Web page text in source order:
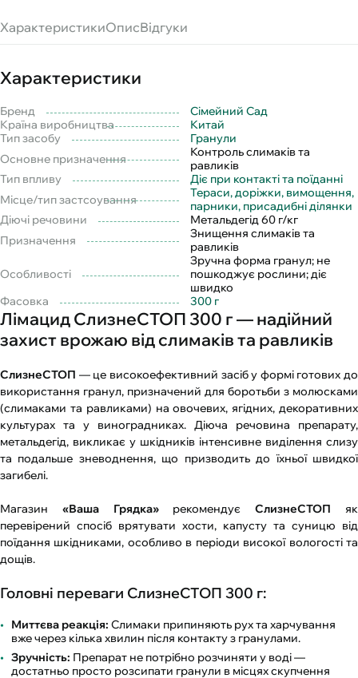
ХарактеристикиОписВідгуки
Характеристики
Бренд
Сімейний Сад
Країна виробництва
Китай
Тип засобу
Гранули
Основне призначення
Контроль слимаків та
равликів
Тип впливу
Діє при контакті та поїданні
Місце/тип застсоування
Тераси, доріжки, вимощення,
парники, присадибні ділянки
Діючі речовини
Метальдегід 60 г/кг
Призначення
Знищення слимаків та
равликів
Особливості
Зручна форма гранул; не
пошкоджує рослини; діє
швидко
Фасовка
300 г
Лімацид СлизнеСТОП 300 г — надійний
захист врожаю від слимаків та равликів
СлизнеСТОП — це високоефективний засіб у формі готових до
використання гранул, призначений для боротьби з молюсками
(слимаками та равликами) на овочевих, ягідних, декоративних
культурах та у виноградниках. Діюча речовина препарату,
метальдегід, викликає у шкідників інтенсивне виділення слизу
та подальше зневоднення, що призводить до їхньої швидкої
загибелі.
Магазин «Ваша Грядка»рекомендуєСлизнеСТОП як
перевірений спосіб врятувати хости, капусту та суницю від
поїдання шкідниками, особливо в періоди високої вологості та
дощів.
Головні переваги СлизнеСТОП 300 г:
Миттєва реакція: Слимаки припиняють рух та харчування
вже через кілька хвилин після контакту з гранулами.
Зручність: Препарат не потрібно розчиняти у воді —
достатньо просто розсипати гранули в місцях скупчення